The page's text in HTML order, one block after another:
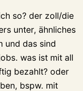
so? der zoll/die
unter, ähnliches
und das sind
was ist mit all
bezahlt? oder
bspw. mit